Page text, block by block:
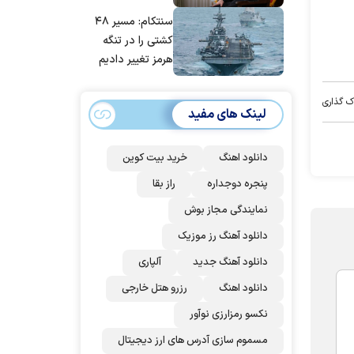
گذاری
مردم ایران استسنتکام: مسیر ۴۸
کشتی را در تنگه
هرمز تغییر دادیم
لینک های مفید
دانلود اهنگ
خرید بیت کوین
پنجره دوجداره
راز بقا
نمایندگی مجاز بوش
دانلود آهنگ رز‌ موزیک
دانلود آهنگ جدید
آلپاری
دانلود اهنگ
رزرو هتل خارجی
نکسو رمزارزی نوآور
مسموم سازی آدرس های ارز دیجیتال